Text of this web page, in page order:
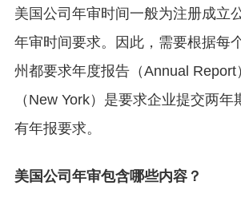
美国公司年审时间一般为注册成立
年审时间要求。因此，需要根据每
州都要求年度报告（Annual
（New York）是要求企业提交两
有年报要求。
美国公司年审包含哪些内容？